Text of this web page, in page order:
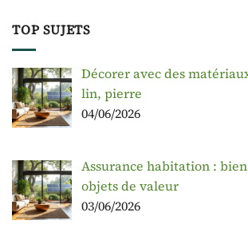
TOP SUJETS
Décorer avec des
lin, pierre
04/06/2026
Assurance habitation :
objets de valeur
03/06/2026